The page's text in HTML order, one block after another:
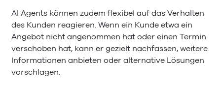
AI Agents können zudem flexibel auf das Verhalten
des Kunden reagieren. Wenn ein Kunde etwa ein
Angebot nicht angenommen hat oder einen Termin
verschoben hat, kann er gezielt nachfassen, weitere
Informationen anbieten oder alternative Lösungen
vorschlagen.